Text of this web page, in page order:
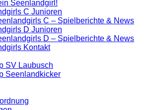
Seenlandgirl!
C Junioren
C – Spielberichte & News
D Junioren
D – Spielberichte & News
Kontakt
SV Laubusch
Seenlandkicker